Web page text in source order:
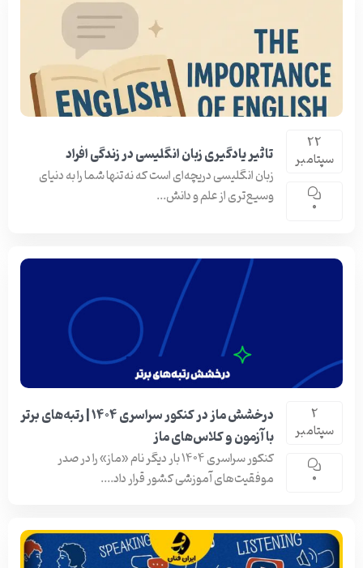
22
سپتامبر
0
تاثیر یادگیری زبان انگلیسی در زندگی افراد
زبان انگلیسی دریچه‌ای است که نه‌تنها شما را به دنیای
وسیع‌تری از علم و دانش...
2
سپتامبر
0
درخشش ماز در کنکور سراسری ۱۴۰۴ | رتبه‌های برتر
با آزمون و کلاس‌های ماز
کنکور سراسری ۱۴۰۴ بار دیگر نام «ماز» را در صدر
موفقیت‌های آموزشی کشور قرار داد....